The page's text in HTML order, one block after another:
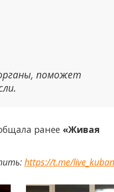
поможет
ранее «Живая
https://t.me/live_kuban